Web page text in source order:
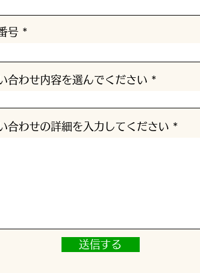
号
合わせ内容を選んでください
合わせの詳細を入力してください
送信する